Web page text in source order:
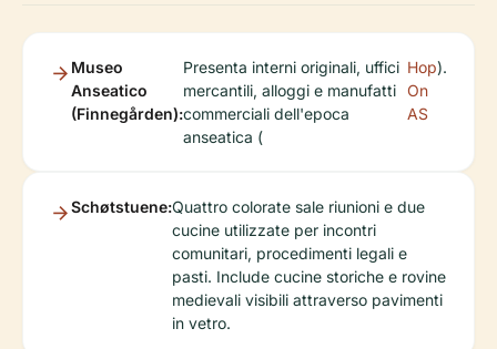
Museo
Anseatico
(Finnegården):
Presenta interni originali, uffici
mercantili, alloggi e manufatti
commerciali dell'epoca
anseatica (
Hop
On
AS
).
Schøtstuene:Quattro colorate sale riunioni e due
cucine utilizzate per incontri
comunitari, procedimenti legali e
pasti. Include cucine storiche e rovine
medievali visibili attraverso pavimenti
in vetro.